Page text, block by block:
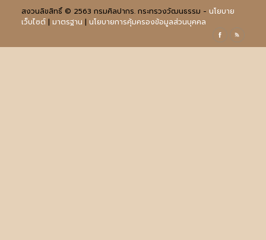
สงวนลิขสิทธิ์ © 2563 กรมศิลปากร. กระทรวงวัฒนธรรม - นโยบาย
เว็บไซต์| มาตรฐาน | นโยบายการคุ้มครองข้อมูลส่วนบุคคล